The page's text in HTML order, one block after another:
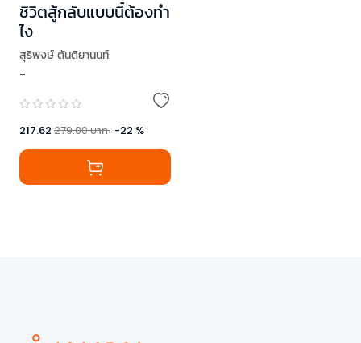
ชีวิตสู้กลับแบบนี้ต้องทำ
ไง
สุริพงษ์ ตันติยานนท์
,
,เธมส์ THINKต่าง
Low Profile
,โสภณ ศุภมั่งมี,โอมศิริ วีระกุล
,หมอจริง
,
อานนทวงศ์ มฤคพิทักษ์
-
217.62 279.00บาท -22 %